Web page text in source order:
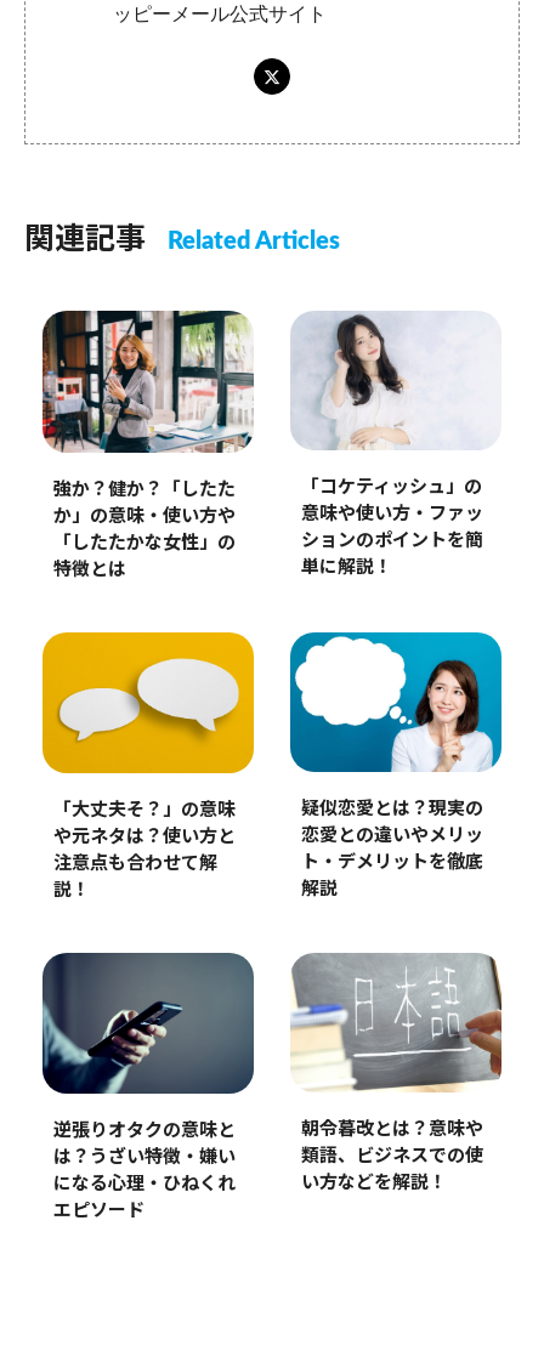
ッピーメール公式サイト
関連記事 Related Articles
強か？健か？「したた
か」の意味・使い方や
「したたかな女性」の
特徴とは
「コケティッシュ」の
意味や使い方・ファッ
ションのポイントを簡
単に解説！
「大丈夫そ？」の意味
や元ネタは？使い方と
注意点も合わせて解
説！
疑似恋愛とは？現実の
恋愛との違いやメリッ
ト・デメリットを徹底
解説
逆張りオタクの意味と
は？うざい特徴・嫌い
になる心理・ひねくれ
エピソード
朝令暮改とは？意味や
類語、ビジネスでの使
い方などを解説！